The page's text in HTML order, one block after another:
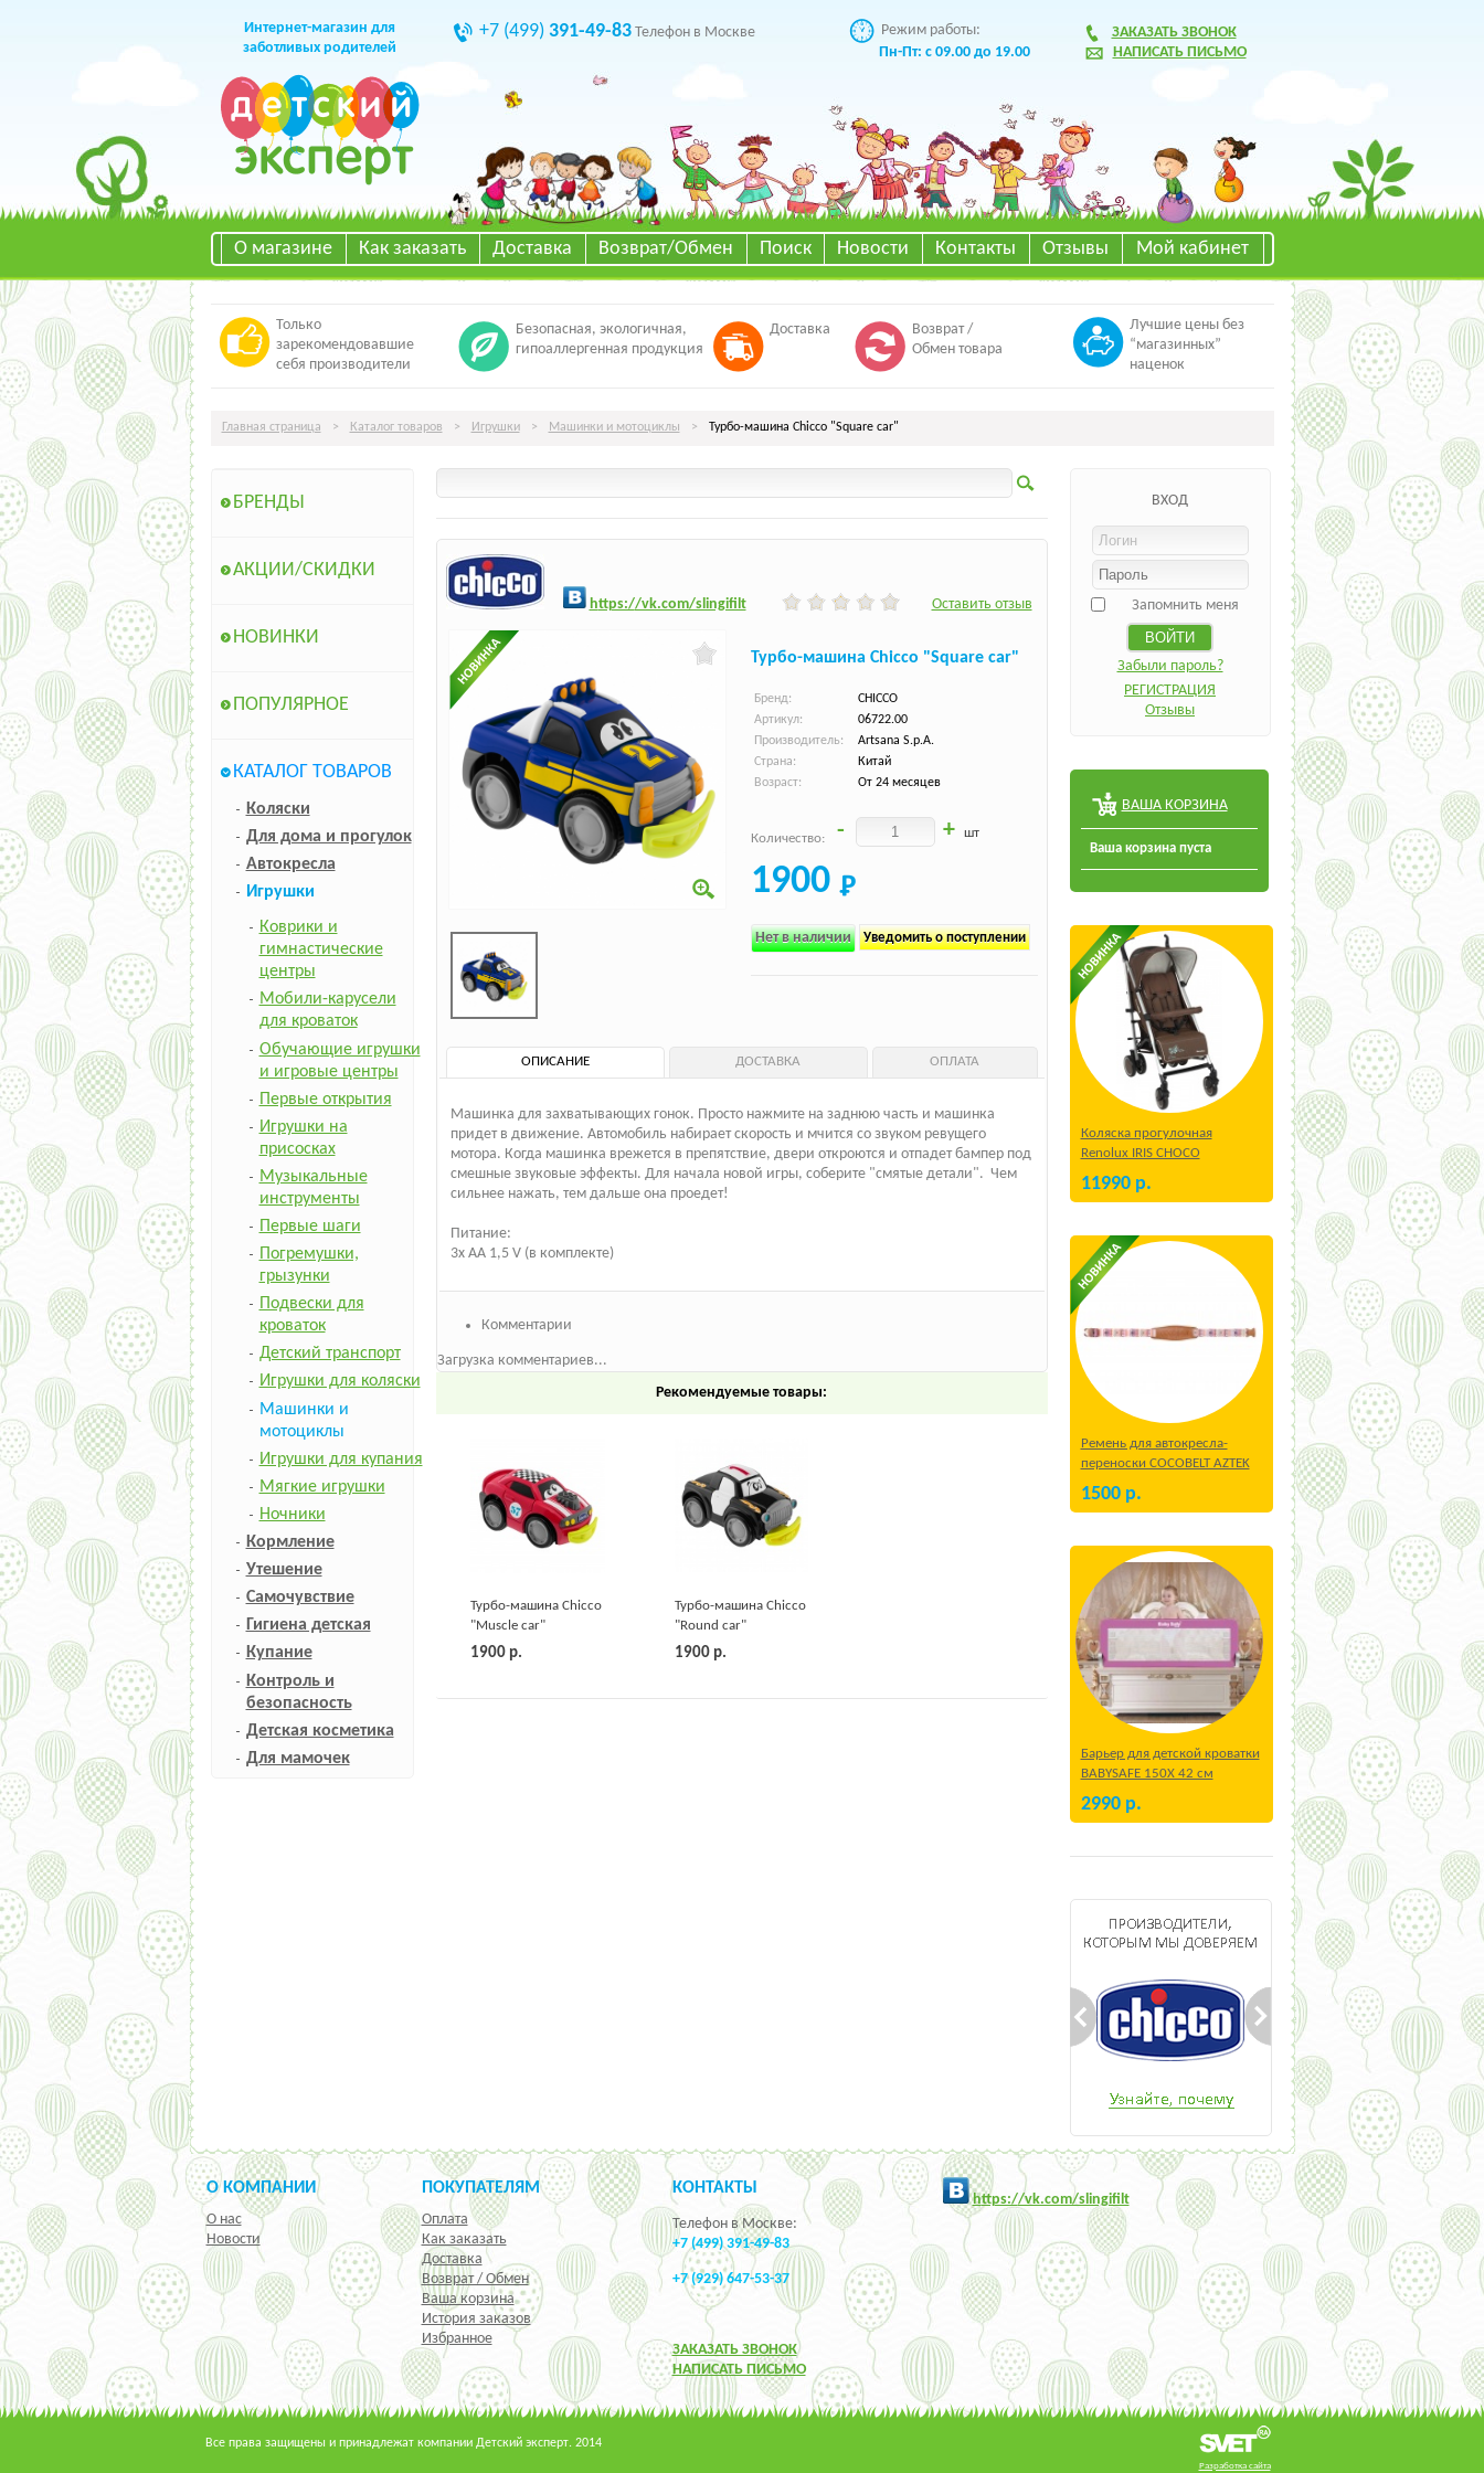
Интернет-магазин для
заботливых родителей
+7 (499) 391-49-83Телефон в Москве
Режим работы:
Пн-Пт: с 09.00 до 19.00
ЗАКАЗАТЬ ЗВОНОК
НАПИСАТЬ ПИСЬМО
О магазине Как заказать Доставка Возврат/Обмен Поиск Новости Контакты Отзывы Мой кабинет
Только
зарекомендовавшие
себя производители
Безопасная, экологичная,
гипоаллергенная продукция
Доставка
Возврат /
Обмен товара
Лучшие цены без
“магазинных”
наценок
Главная страница > Каталог товаров > Игрушки > Машинки и мотоциклы > Турбо-машина Chicco "Square car"
БРЕНДЫ
АКЦИИ/СКИДКИ
НОВИНКИ
ПОПУЛЯРНОЕ
КАТАЛОГ ТОВАРОВ
Коляски
Для дома и прогулок
Автокресла
Игрушки
Коврики и
гимнастические
центры
Мобили-карусели
для кроваток
Обучающие игрушки
и игровые центры
Первые открытия
Игрушки на
присосках
Музыкальные
инструменты
Первые шаги
Погремушки,
грызунки
Подвески для
кроваток
Детский транспорт
Игрушки для коляски
Машинки и
мотоциклы
Игрушки для купания
Мягкие игрушки
Ночники
Кормление
Утешение
Самочувствие
Гигиена детская
Купание
Контроль и
безопасность
Детская косметика
Для мамочек
https://vk.com/slingifilt Оставить отзыв
Турбо-машина Chicco "Square car"
Бренд:
CHICCO
Артикул:
06722.00
Производитель:
Artsana S.p.A.
Страна:
Китай
Возраст:
От 24 месяцев
Количество: - + шт
1900
Нет в наличии Уведомить о поступлении
ОПИСАНИЕ ДОСТАВКА ОПЛАТА
Машинка для захватывающих гонок. Просто нажмите на заднюю часть и машинка
придет в движение. Автомобиль набирает скорость и мчится со звуком ревущего
мотора. Когда машинка врежется в препятствие, двери откроются и отпадет бампер под
смешные звуковые эффекты. Для начала новой игры, соберите "смятые детали". Чем
сильнее нажать, тем дальше она проедет!
Питание:
3x AA 1,5 V (в комплекте)
Комментарии
Загрузка комментариев...
Рекомендуемые товары:
Турбо-машина Chicco
"Muscle car"
1900 р.
Турбо-машина Chicco
"Round car"
1900 р.
ВХОД
Запомнить меня
Забыли пароль?
РЕГИСТРАЦИЯ
Отзывы
ВАША КОРЗИНА
Ваша корзина пуста
Коляска прогулочная
Renolux IRIS CHOCO
11990 р.
Ремень для автокресла-
переноски COCOBELT AZTEK
1500 р.
Барьер для детской кроватки
BABYSAFE 150Х 42 см
Бежевый
2990 р.
О КОМПАНИИ
О нас
Новости
ПОКУПАТЕЛЯМ
Оплата
Как заказать
Доставка
Возврат / Обмен
Ваша корзина
История заказов
Избранное
КОНТАКТЫ
Телефон в Москве:
+7 (499) 391-49-83
+7 (929) 647-53-37
ЗАКАЗАТЬ ЗВОНОК
НАПИСАТЬ ПИСЬМО
https://vk.com/slingifilt
Разработка сайта
Все права защищены и принадлежат компании Детский эксперт. 2014